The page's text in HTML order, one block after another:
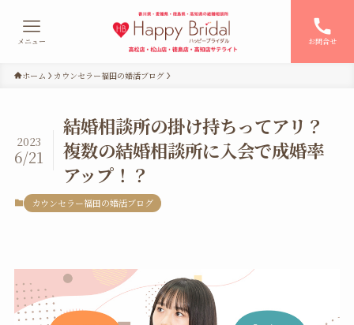
お問合せ
メニュー
ホーム カウンセラー福田の婚活ブログ
結婚相談所の掛け持ちってアリ？
複数の結婚相談所に入会で成婚率
アップ！？
2023
6/21
カウンセラー福田の婚活ブログ